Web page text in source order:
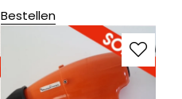
Bestellen